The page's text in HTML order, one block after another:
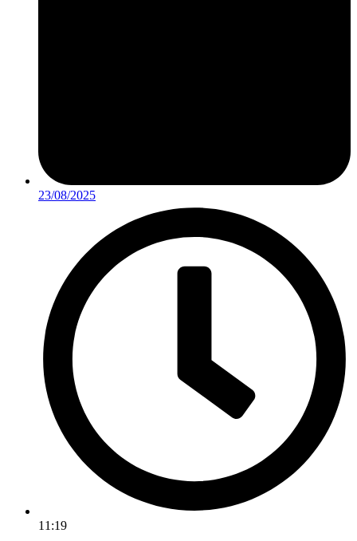
23/08/2025
11:19